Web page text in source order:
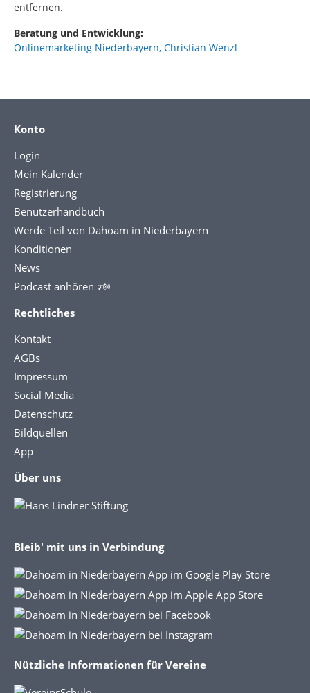
entfernen.
Beratung und Entwicklung:
Onlinemarketing Niederbayern, Christian Wenzl
Konto
Login
Mein Kalender
Registrierung
Benutzerhandbuch
Werde Teil von Dahoam in Niederbayern
Konditionen
News
Podcast anhören 🕬
Rechtliches
Kontakt
AGBs
Impressum
Social Media
Datenschutz
Bildquellen
App
Über uns
Bleib' mit uns in Verbindung
Nützliche Informationen für Vereine